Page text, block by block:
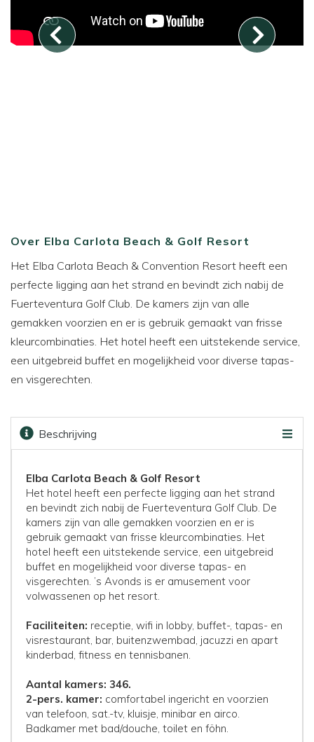
Over Elba Carlota Beach & Golf Resort
Het Elba Carlota Beach & Convention Resort heeft een
perfecte ligging aan het strand en bevindt zich nabij de
Fuerteventura Golf Club. De kamers zijn van alle
gemakken voorzien en er is gebruik gemaakt van frisse
kleurcombinaties. Het hotel heeft een uitstekende service,
een uitgebreid buffet en mogelijkheid voor diverse tapas-
en visgerechten.
Beschrijving
Elba Carlota Beach & Golf Resort
Het hotel heeft een perfecte ligging aan het strand
en bevindt zich nabij de Fuerteventura Golf Club. De
kamers zijn van alle gemakken voorzien en er is
gebruik gemaakt van frisse kleurcombinaties. Het
hotel heeft een uitstekende service, een uitgebreid
buffet en mogelijkheid voor diverse tapas- en
visgerechten. ’s Avonds is er amusement voor
volwassenen op het resort.
Faciliteiten: receptie, wifi in lobby, buffet-, tapas- en
visrestaurant, bar, buitenzwembad, jacuzzi en apart
kinderbad, fitness en tennisbanen.
Aantal kamers: 346.
2-pers. kamer: comfortabel ingericht en voorzien
van telefoon, sat.-tv, kluisje, minibar en airco.
Badkamer met bad/douche, toilet en föhn.